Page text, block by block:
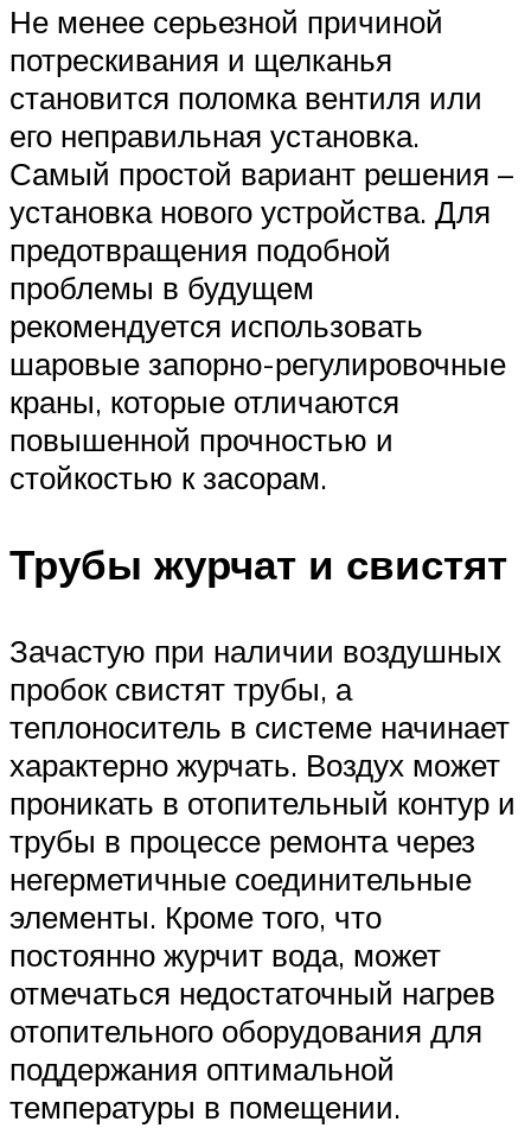
Не менее серьезной причиной
потрескивания и щелканья
становится поломка вентиля или
его неправильная установка.
Самый простой вариант решения –
установка нового устройства. Для
предотвращения подобной
проблемы в будущем
рекомендуется использовать
шаровые запорно-регулировочные
краны, которые отличаются
повышенной прочностью и
стойкостью к засорам.
Трубы журчат и свистят
Зачастую при наличии воздушных
пробок свистят трубы, а
теплоноситель в системе начинает
характерно журчать. Воздух может
проникать в отопительный контур и
трубы в процессе ремонта через
негерметичные соединительные
элементы. Кроме того, что
постоянно журчит вода, может
отмечаться недостаточный нагрев
отопительного оборудования для
поддержания оптимальной
температуры в помещении.